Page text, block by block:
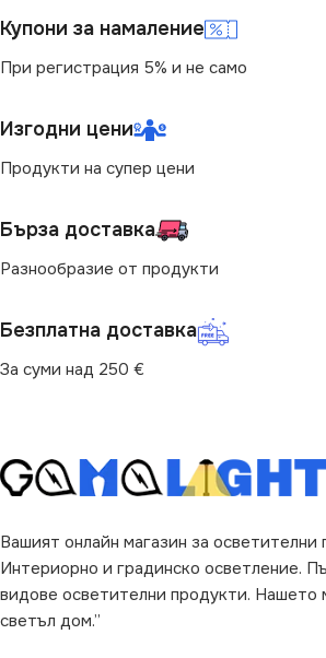
Повърхностен
БРОЙ ФАСУНГИ
ПРЕДНАЗНАЧЕНИЕ
за Коридор,за
Магазин,за Офис,за
Купони за намаление
При регистрация 5% и не само
Изгодни цени
Продукти на супер цени
Бърза доставка
Разнообразие от продукти
Безплатна доставка
За суми над 250 €
Вашият онлайн магазин за осветителни
Интериорно и градинско осветление.
видове осветителни продукти. Нашето
светъл дом.”